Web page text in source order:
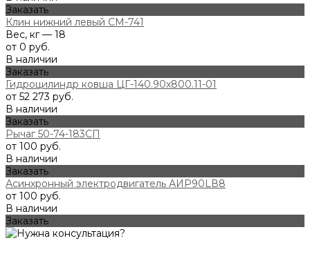
Заказать
Клин нижний левый СМ-741
Вес, кг — 18
от 0 руб.
В наличии
Заказать
Гидроцилиндр ковша ЦГ-140.90х800.11-01
от 52 273 руб.
В наличии
Заказать
Рычаг 50-74-183СП
от 100 руб.
В наличии
Заказать
Асинхронный электродвигатель АИР90LВ8
от 100 руб.
В наличии
Заказать